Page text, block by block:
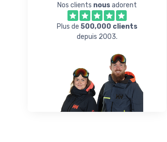
166cm
167cm
176cm
177cm
184cm
Nos clients nousadorent
Plus de 500,000 clients
depuis 2003.